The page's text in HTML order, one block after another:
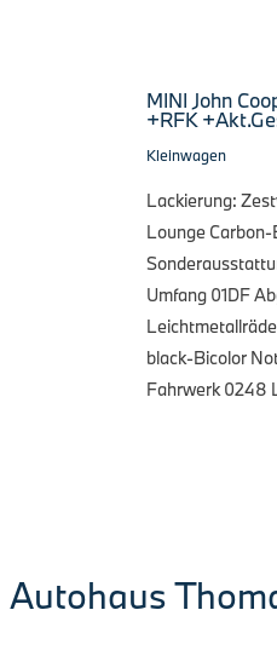
MINI John
+RFK
Kleinwagen
Lackierung:
Lounge Carbon-
Umfang 01DF
black-Bicolor
Fahrwerk 0248
Autohaus